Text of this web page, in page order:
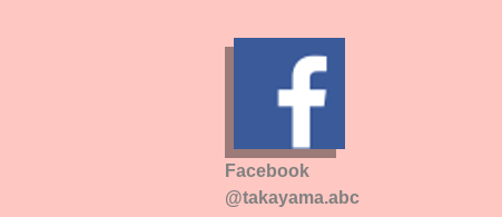
Facebook
@takayama.abc